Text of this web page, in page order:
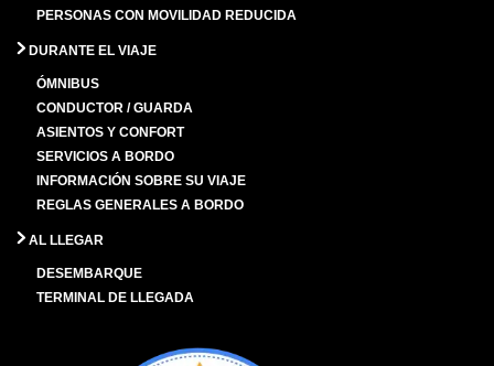
PERSONAS CON MOVILIDAD REDUCIDA
DURANTE EL VIAJE
ÓMNIBUS
CONDUCTOR / GUARDA
ASIENTOS Y CONFORT
SERVICIOS A BORDO
INFORMACIÓN SOBRE SU VIAJE
REGLAS GENERALES A BORDO
AL LLEGAR
DESEMBARQUE
TERMINAL DE LLEGADA